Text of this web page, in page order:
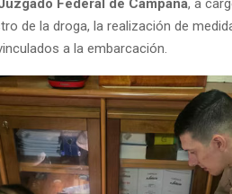
Federal de Campana, a
de la droga, la realización de
a la embarcación.